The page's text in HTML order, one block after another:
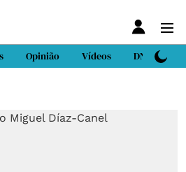
Opinião Vídeos DN Sport